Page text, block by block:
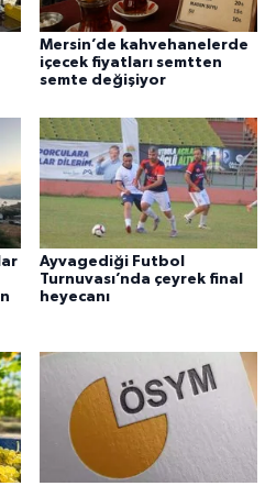
Mersin’de kahvehanelerde
içecek fiyatları semtten
semte değişiyor
Ayvagediği Futbol
Turnuvası’nda çeyrek final
heyecanı